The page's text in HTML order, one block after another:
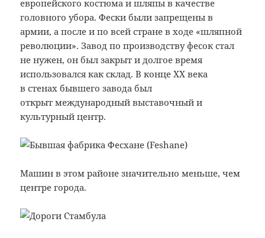
европейского костюма и шляпы в качестве
головного убора. Фески были запрещены в
армии, а после и по всей стране в ходе «шляпной
революции». Завод по производству фесок стал
не нужен, он был закрыт и долгое время
использовался как склад. В конце XX века
в стенах бывшего завода был
открыт международный выставочный и
культурный центр.
Машин в этом районе значительно меньше, чем
центре города.